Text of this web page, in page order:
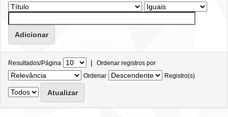
Resultados/Página | Ordenar registros por
Ordenar
Registro(s)